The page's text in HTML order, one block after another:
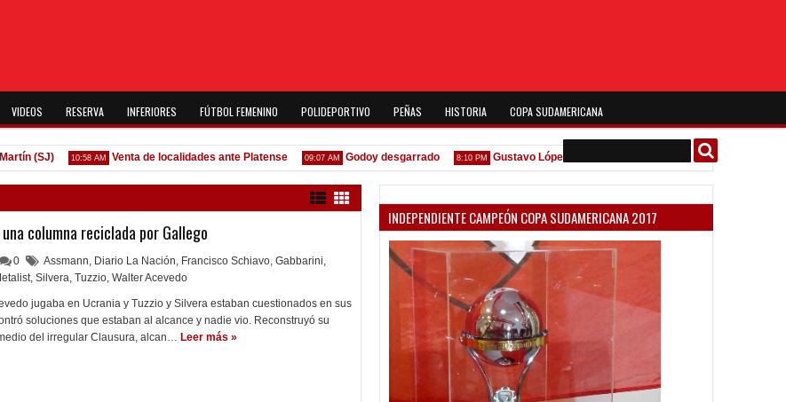
VIDEOS RESERVA INFERIORES FÚTBOL FEMENINO POLIDEPORTIVO PEÑAS HISTORIA COPA SUDAMERICANA
(SJ) 10:58 AM Venta de localidades ante Platense 09:07 AM Godoy desgarrado 8:10 PM Gustavo López: "La diferencia entre Vélez e Independiente
columna reciclada por Gallego
0 Assmann, Diario La Nación, Francisco Schiavo, Gabbarini,
, Silvera, Tuzzio, Walter Acevedo
jugaba en Ucrania y Tuzzio y Silvera estaban cuestionados en sus
soluciones que estaban al alcance y nadie vio. Reconstruyó su
del irregular Clausura, alcan… Leer más »
INDEPENDIENTE CAMPEÓN COPA SUDAMERICANA 2017